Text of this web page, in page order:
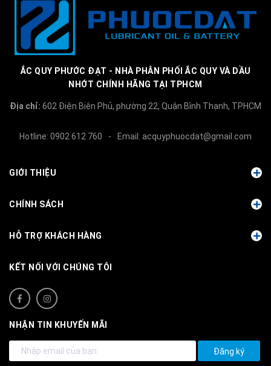
ẮC QUY PHƯỚC ĐẠT - NHÀ PHÂN PHỐI ẮC QUY VÀ DẦU
NHỚT CHÍNH HÃNG TẠI TPHCM
Địa chỉ: 602 Điện Biên Phủ, phường 22, Quận Bình Thạnh, TPHCM
Hotline: 0902 612 760 - Email: acquyphuocdat@gmail.com
GIỚI THIỆU
CHÍNH SÁCH
HỖ TRỢ KHÁCH HÀNG
KẾT NỐI VỚI CHÚNG TÔI
NHẬN TIN KHUYẾN MÃI
Đăng ký